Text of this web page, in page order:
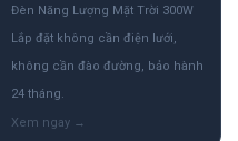
Đèn Năng Lượng Mặt Trời 300W
Lắp đặt không cần điện lưới,
không cần đào đường, bảo hành
24 tháng.